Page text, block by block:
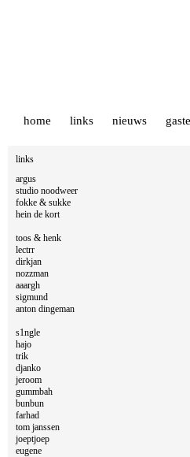
home links nieuws
links
argus
studio noodweer
fokke & sukke
hein de kort
toos & henk
lectrr
dirkjan
nozzman
aaargh
sigmund
anton dingeman
s1ngle
hajo
trik
djanko
jeroom
gummbah
bunbun
farhad
tom janssen
joeptjoep
eugene